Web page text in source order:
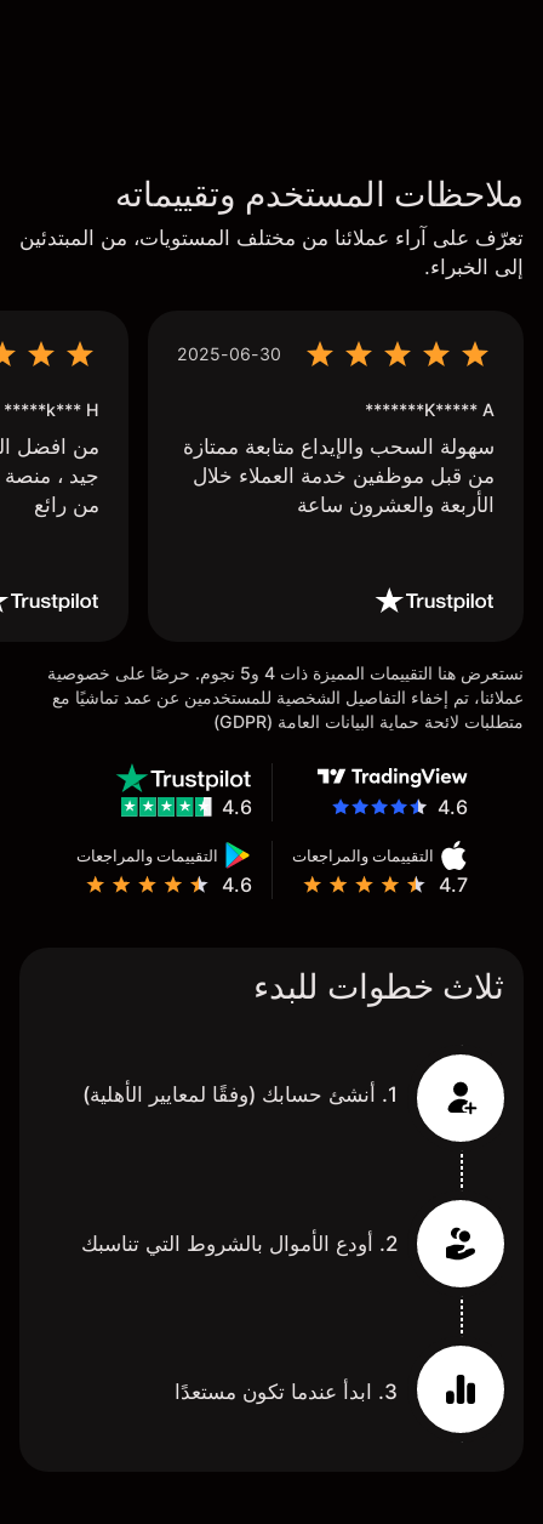
ملاحظات المستخدم وتقييماته
تعرّف على آراء عملائنا من مختلف المستويات، من المبتدئين
إلى الخبراء.
2025-06-30
K***** A*******
سهولة السحب والإيداع متابعة ممتازة
من قبل موظفين خدمة العملاء خلال
الأربعة والعشرون ساعة
k*** H*****
من افضل
جيد ،
من رائع
نستعرض هنا التقييمات المميزة ذات 4 و5 نجوم. حرصًا على خصوصية
عملائنا، تم إخفاء التفاصيل الشخصية للمستخدمين عن عمد تماشيًا مع
متطلبات لائحة حماية البيانات العامة (GDPR)
4.6
التقييمات والمراجعات
4.7
التقييمات والمراجعات
4.6
4.6
ثلاث خطوات للبدء
1. أنشئ حسابك (وفقًا لمعايير الأهلية)
2. أودع الأموال بالشروط التي تناسبك
3. ابدأ عندما تكون مستعدًا